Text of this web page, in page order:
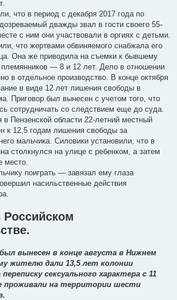
что в период с декабря 2017 года по
дважды звал в гости своего 55-
с ним они участвовали в оргиях с детьми.
что жертвами обвиняемого снабжала его
Она же приводила на съемки к бывшему
племянников — 8 и 12 лет. Дело в отношении
в отдельное производство. В конце октября
в виде 12 лет лишения свободы в
Приговор был вынесен с учетом того, что
сотрудничать со следствием еще до суда.
Пензенской области 22-летний местный
к 12,5 годам лишения свободы за
мальчика. Силовики установили, что в
столкнулся на улице с ребенком, а затем
место.
поиграть — завязал ему глаза
насильственные действия
вынесен в конце августа в Нижнем
жителю дали 13,5 лет колонии
сексуального характера с 11
проживали на территории шести